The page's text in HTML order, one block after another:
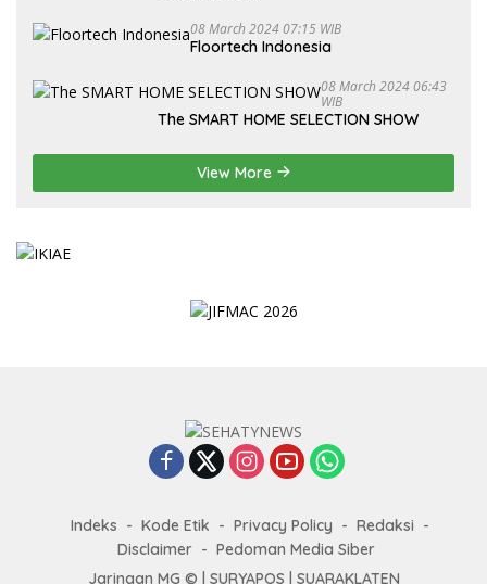
08 March 2024 07:15 WIB
Floortech Indonesia
08 March 2024 06:43
WIB
The SMART HOME SELECTION SHOW
View More
Indeks Kode Etik Privacy Policy
Redaksi
Disclaimer
Pedoman Media Siber
Jaringan MG © | SURYAPOS SUARAKLATEN